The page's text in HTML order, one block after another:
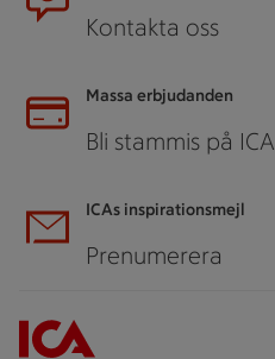
Kontakta oss
Massa erbjudanden
Bli stammis på ICA
ICAs inspirationsmejl
Prenumerera